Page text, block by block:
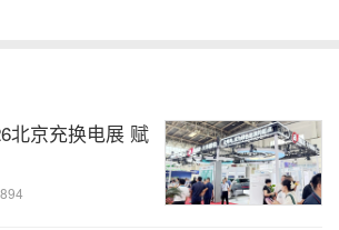
西门子穿越了3次工业革命。历史一
术的飞跃，都是对想象力和生产力
器一步一步将人类从劳作中解放出
北京充换电展 赋
894